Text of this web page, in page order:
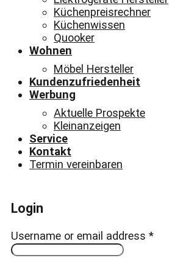
Küchenpreisrechner
Küchenwissen
Quooker
Wohnen
Möbel Hersteller
Kundenzufriedenheit
Werbung
Aktuelle Prospekte
Kleinanzeigen
Service
Kontakt
Termin vereinbaren
Login
Username or email address *